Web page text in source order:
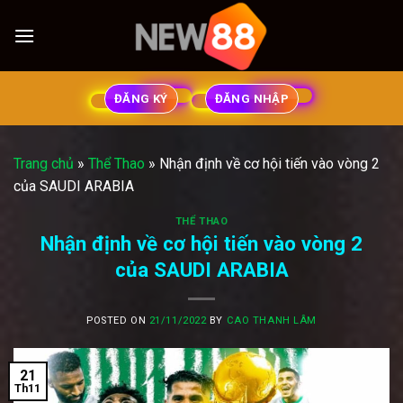
ĐĂNG KÝ ĐĂNG NHẬP
Trang chủ » Thể Thao » Nhận định về cơ hội tiến vào vòng 2
của SAUDI ARABIA
THỂ THAO
Nhận định về cơ hội tiến vào vòng 2
của SAUDI ARABIA
POSTED ON 21/11/2022 BY CAO THANH LÂM
21
Th11